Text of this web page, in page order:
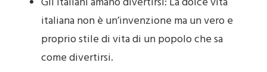
italiana non è un’invenzione ma un vero e
proprio stile di vita di un popolo che sa
come divertirsi.